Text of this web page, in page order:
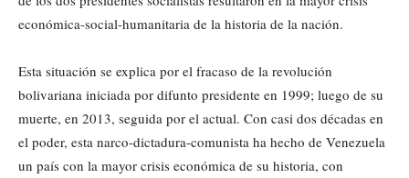
económica-social-humanitaria de la historia de la nación.
Esta situación se explica por el fracaso de la revolución
bolivariana iniciada por difunto presidente en 1999; luego de su
muerte, en 2013, seguida por el actual. Con casi dos décadas en
el poder, esta narco-dictadura-comunista ha hecho de Venezuela
un país con la mayor crisis económica de su historia, con